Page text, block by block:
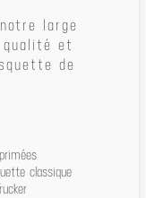
large
qualité et
de
classique